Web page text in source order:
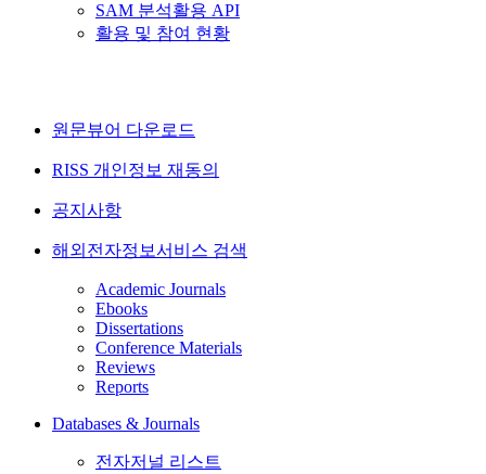
SAM 분석활용 API
활용 및 참여 현황
원문뷰어 다운로드
RISS 개인정보 재동의
공지사항
해외전자정보서비스 검색
Academic Journals
Ebooks
Dissertations
Conference Materials
Reviews
Reports
Databases & Journals
전자저널 리스트